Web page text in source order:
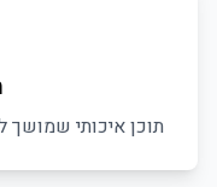
תוכן איכותי שמושך